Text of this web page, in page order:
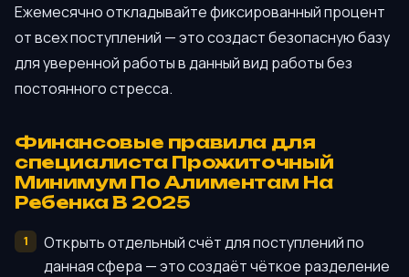
Ежемесячно откладывайте фиксированный процент
от всех поступлений — это создаст безопасную базу
для уверенной работы в данный вид работы без
постоянного стресса.
Финансовые правила для
специалиста Прожиточный
Минимум По Алиментам На
Ребенка В 2025
Открыть отдельный счёт для поступлений по
данная сфера — это создаёт чёткое разделение